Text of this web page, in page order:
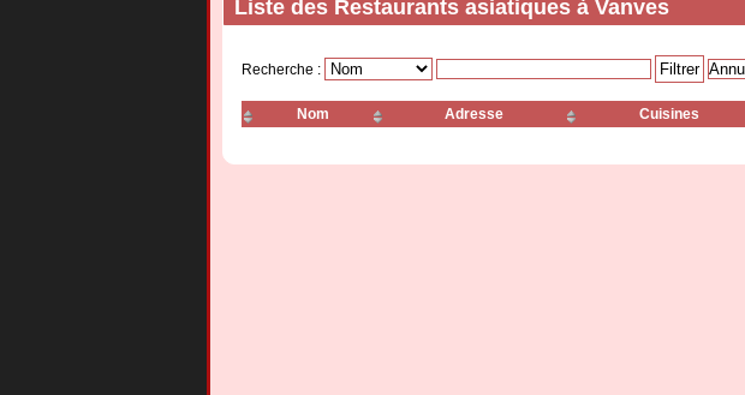
Le Temps Des Sushis
Liste des Restaurants asiatiques à Vanves
Recherche :
Nom Adresse Cuisines